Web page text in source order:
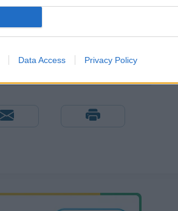
Data Access Privacy Policy